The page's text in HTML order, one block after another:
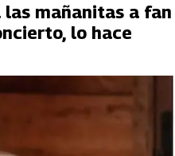
las mañanitas a fan
lo hace